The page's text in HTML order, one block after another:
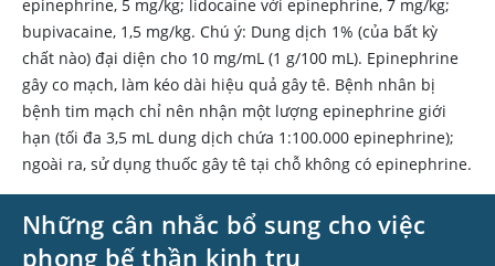
epinephrine, 5 mg/kg; lidocaine với epinephrine, 7 mg/kg;
bupivacaine, 1,5 mg/kg. Chú ý: Dung dịch 1% (của bất kỳ
chất nào) đại diện cho 10 mg/mL (1 g/100 mL). Epinephrine
gây co mạch, làm kéo dài hiệu quả gây tê. Bệnh nhân bị
bệnh tim mạch chỉ nên nhận một lượng epinephrine giới
hạn (tối đa 3,5 mL dung dịch chứa 1:100.000 epinephrine);
ngoài ra, sử dụng thuốc gây tê tại chỗ không có epinephrine.
Những cân nhắc bổ sung cho việc
phong bế thần kinh trụ